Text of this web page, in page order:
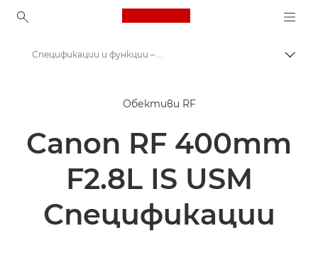
Canon Logo, back to
Обективи за фотоапарат Canon
Canon RF 400mm F2.8L IS USM – RF обективи
Спецификации и функции – Canon RF 400mm F2.8L IS USM – RF обективи
Обективи RF
Canon RF 400mm
F2.8L IS USM
Спецификации